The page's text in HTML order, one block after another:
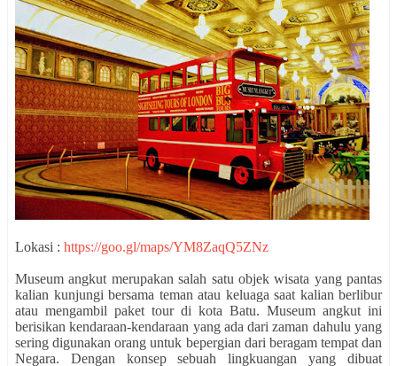
Lokasi : https://goo.gl/maps/YM8ZaqQ5ZNz
Museum angkut merupakan salah satu objek wisata yang pantas
kalian kunjungi bersama teman atau keluaga saat kalian berlibur
atau mengambil paket tour di kota Batu. Museum angkut ini
berisikan kendaraan-kendaraan yang ada dari zaman dahulu yang
sering digunakan orang untuk bepergian dari beragam tempat dan
Negara. Dengan konsep sebuah lingkuangan yang dibuat